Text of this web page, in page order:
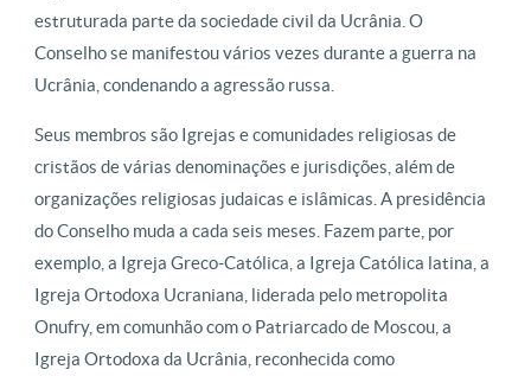
estruturada parte da sociedade civil da Ucrânia. O
Conselho se manifestou vários vezes durante a guerra na
Ucrânia, condenando a agressão russa.
Seus membros são Igrejas e comunidades religiosas de
cristãos de várias denominações e jurisdições, além de
organizações religiosas judaicas e islâmicas. A presidência
do Conselho muda a cada seis meses. Fazem parte, por
exemplo, a Igreja Greco-Católica, a Igreja Católica latina, a
Igreja Ortodoxa Ucraniana, liderada pelo metropolita
Onufry, em comunhão com o Patriarcado de Moscou, a
Igreja Ortodoxa da Ucrânia, reconhecida como